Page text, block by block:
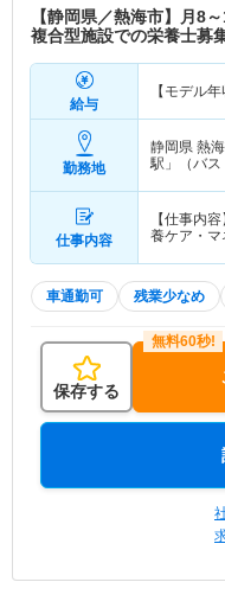
【静岡県／熱海市】月8
複合型施設での栄養士募
給与
【モデル年
勤務地
静岡県 熱
駅」（バ
仕事内容
【仕事内
養ケア・
車通勤可 残業少なめ
保存する